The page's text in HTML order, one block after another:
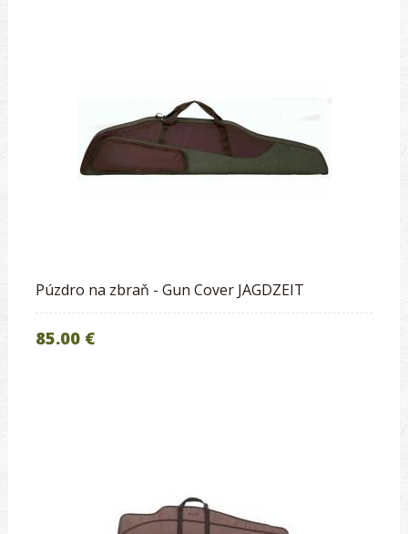
Púzdro na zbraň - Gun Cover JAGDZEIT
85.00 €